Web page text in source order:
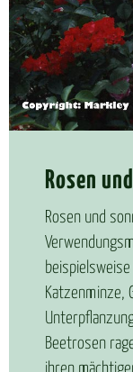
Ro­sen
Rosen und
Katzenminze,
Beetrosen
ihren